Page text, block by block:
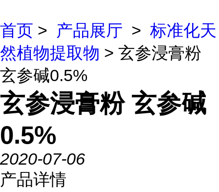
首页 > 产品展厅 > 标准化天
然植物提取物 > 玄参浸膏粉
玄参碱0.5%
玄参浸膏粉 玄参碱
0.5%
2020-07-06
产品详情